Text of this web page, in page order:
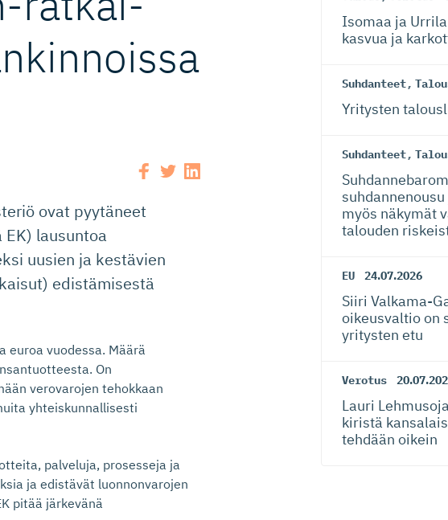
ovat pyytäneet
lausuntoa
uusien ja kestävien
edistämisestä
euroa vuodessa. Määrä
On
verovarojen tehokkaan
yhteiskunnallisesti
palveluja, prosesseja ja
ja edistävät luonnonvarojen
pitää järkevänä
Isomaa ja
kasvua ja
Suhdanteet,
Yritysten
Suhdanteet,
myös näkymät
talouden
EU 24.07.2026
Siiri Valkama-
oikeusvaltio on
yritysten etu
Verotus
Lauri
kiristä
tehdään oikein